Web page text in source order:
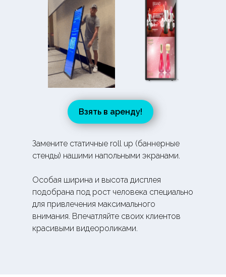
Взять в аренду!
Замените статичные roll up (баннерные
стенды) нашими напольными экранами.
Особая ширина и высота дисплея
подобрана под рост человека специально
для привлечения максимального
внимания. Впечатляйте своих клиентов
красивыми видеороликами.